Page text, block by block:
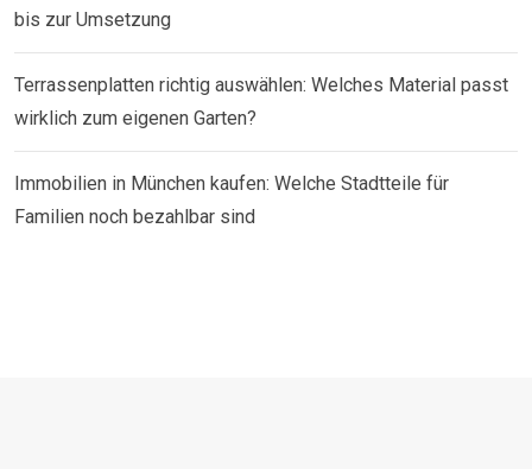
bis zur Umsetzung
Terrassenplatten richtig auswählen: Welches Material passt
wirklich zum eigenen Garten?
Immobilien in München kaufen: Welche Stadtteile für
Familien noch bezahlbar sind